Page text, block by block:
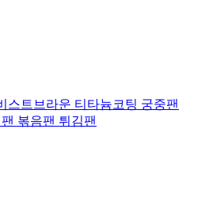
스트브라운 티타늄코팅 궁중팬
볶음팬 튀김팬